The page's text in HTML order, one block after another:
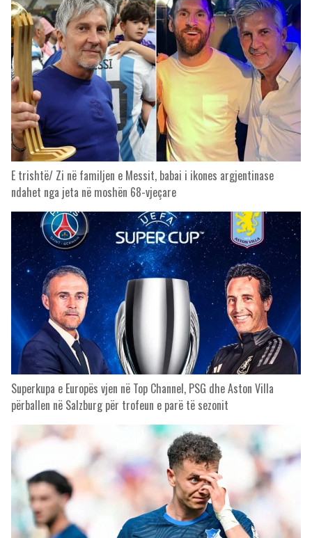
E trishtë/ Zi në familjen e Messit, babai i ikones argjentinase
ndahet nga jeta në moshën 68-vjeçare
Superkupa e Europës vjen në Top Channel, PSG dhe Aston Villa
përballen në Salzburg për trofeun e parë të sezonit